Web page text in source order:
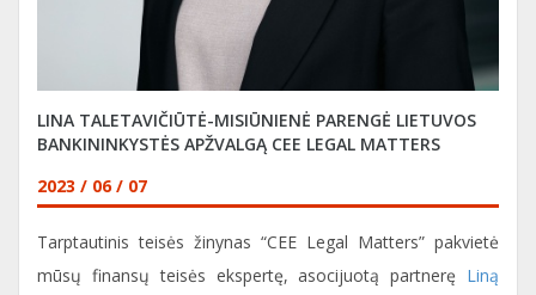
LINA TALETAVIČIŪTĖ-MISIŪNIENĖ PARENGĖ LIETUVOS
BANKININKYSTĖS APŽVALGĄ CEE LEGAL MATTERS
2023 / 06 / 07
Tarptautinis teisės žinynas “CEE Legal Matters” pakvietė
mūsų finansų teisės ekspertę, asocijuotą partnerę Liną